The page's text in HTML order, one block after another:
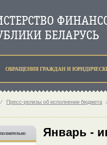
ОБРАЩЕНИЯ ГРАЖДАН И
⁄ Пресс-релизы об исполнении бюджета ⁄
Январь -